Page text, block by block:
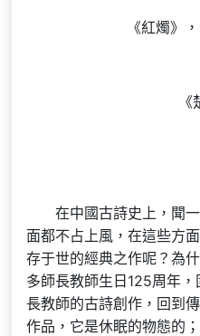
《紅燭》
在中國古詩史上，聞
面都不占上風，在這些方
存于世的經典之作呢？為
多師長教師生日125周年
長教師的古詩創作，回到
作品，它是休眠的物態的